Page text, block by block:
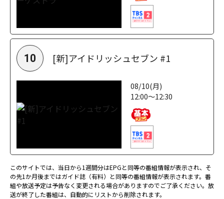
10 [新]アイドリッシュセブン #1
08/10(月)
12:00～12:30
このサイトでは、当日から1週間分はEPGと同等の番組情報が表示され、そ
の先1か月後まではガイド誌（有料）と同等の番組情報が表示されます。番
組や放送予定は予告なく変更される場合がありますのでご了承ください。放
送が終了した番組は、自動的にリストから削除されます。